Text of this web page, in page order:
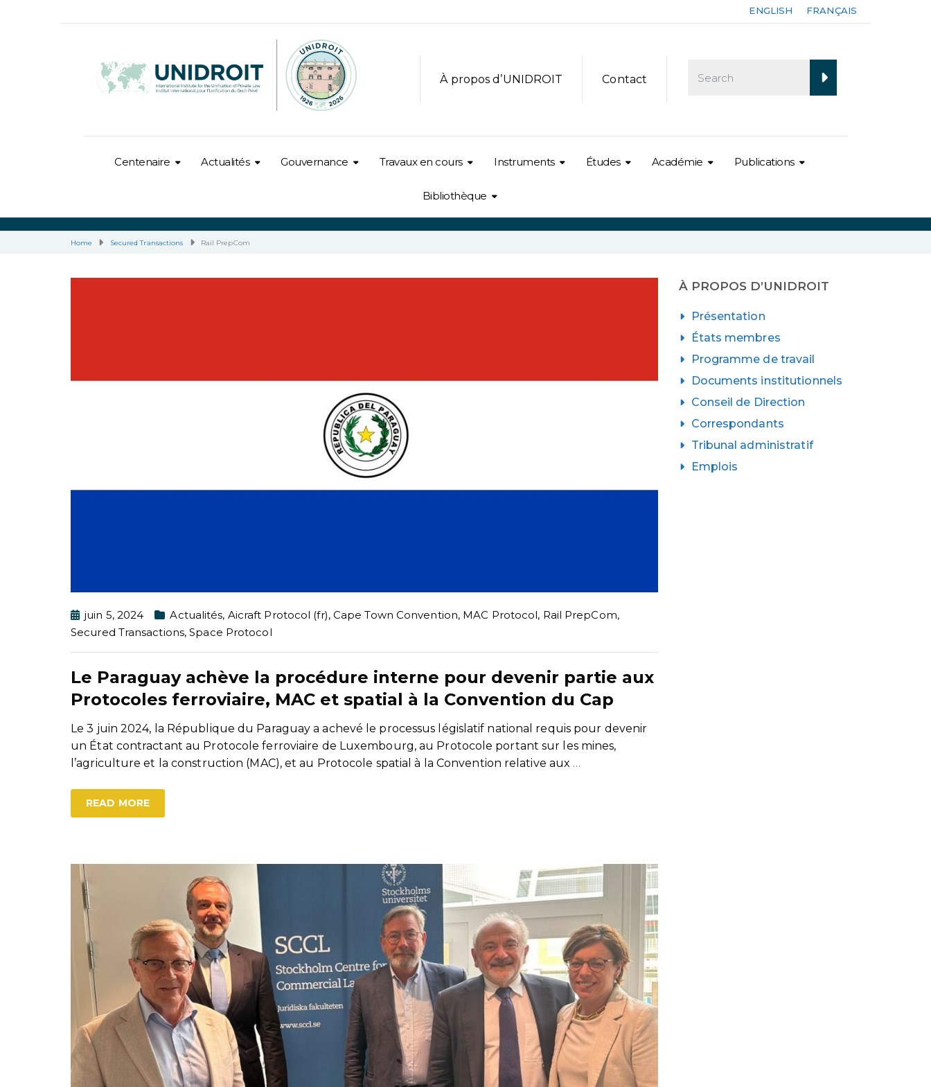
ENGLISH FRANÇAIS
À propos d’UNIDROIT Contact
Centenaire Actualités Gouvernance Travaux en cours Instruments Études Académie Publications
Bibliothèque
Home Secured Transactions Rail PrepCom
juin 5, 2024 Actualités, Aicraft Protocol (fr), Cape Town Convention, MAC Protocol, Rail PrepCom,
Secured Transactions,Space Protocol
Le Paraguay achève la procédure interne pour devenir partie aux
Protocoles ferroviaire, MAC et spatial à la Convention du Cap
Le 3 juin 2024, la République du Paraguay a achevé le processus législatif national requis pour devenir
un État contractant au Protocole ferroviaire de Luxembourg, au Protocole portant sur les mines,
l’agriculture et la construction (MAC), et au Protocole spatial à la Convention relative aux …
READ MORE
À PROPOS D’UNIDROIT
Présentation
États membres
Programme de travail
Documents institutionnels
Conseil de Direction
Correspondants
Tribunal administratif
Emplois